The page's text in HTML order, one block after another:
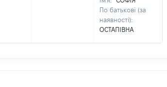
По батькові (за
наявності):
ОСТАПІВНА